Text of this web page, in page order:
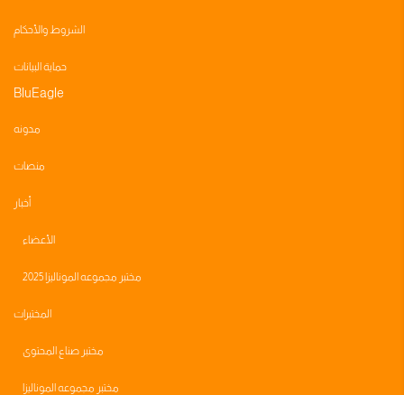
الشروط والأحكام
حماية البيانات
BluEagle
مدونه
منصات
أخبار
الأعضاء
مختبر مجموعه الموناليزا 2025
المختبرات
مختبر صناع المحتوى
مختبر مجموعه الموناليزا